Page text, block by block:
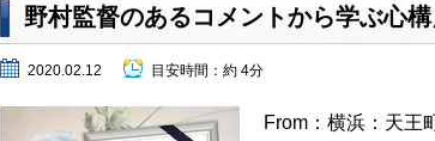
野村監督のあるコメントから学ぶ心
2020.02.12 目安時間： 約 4分
From：横浜：天王